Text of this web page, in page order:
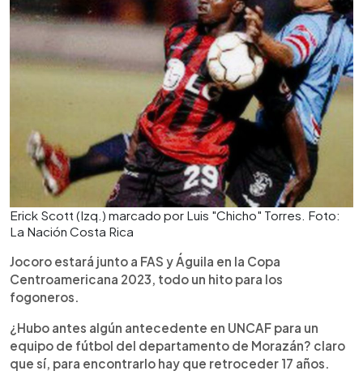
Erick Scott (Izq.) marcado por Luis "Chicho" Torres. Foto:
La Nación Costa Rica
Jocoro estará junto a FAS y Águila en la Copa
Centroamericana 2023, todo un hito para los
fogoneros.
¿Hubo antes algún antecedente en UNCAF para un
equipo de fútbol del departamento de Morazán? claro
que sí, para encontrarlo hay que retroceder 17 años.